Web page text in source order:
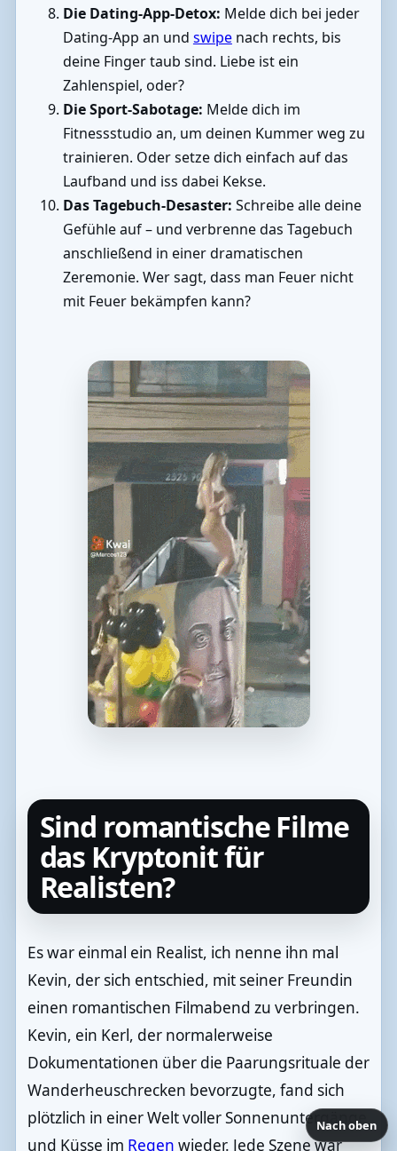
Die Dating-App-Detox: Melde dich bei jeder
Dating-App an und swipenach rechts, bis
deine Finger taub sind. Liebe ist ein
Zahlenspiel, oder?
Die Sport-Sabotage: Melde dich im
Fitnessstudio an, um deinen Kummer weg zu
trainieren. Oder setze dich einfach auf das
Laufband und iss dabei Kekse.
Das Tagebuch-Desaster: Schreibe alle deine
Gefühle auf – und verbrenne das Tagebuch
anschließend in einer dramatischen
Zeremonie. Wer sagt, dass man Feuer nicht
mit Feuer bekämpfen kann?
Sind romantische Filme
das Kryptonit für
Realisten?
Es war einmal ein Realist, ich nenne ihn mal
Kevin, der sich entschied, mit seiner Freundin
einen romantischen Filmabend zu verbringen.
Kevin, ein Kerl, der normalerweise
Dokumentationen über die Paarungsrituale der
Wanderheuschrecken bevorzugte, fand sich
plötzlich in einer Welt voller Sonnenuntergänge
und Küsse im Regen wieder. Jede Szene war
Nach oben